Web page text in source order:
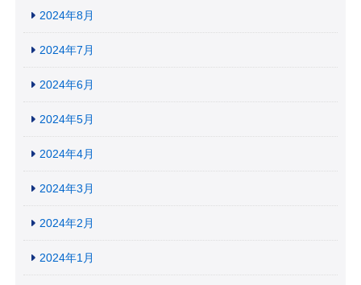
2024年8月
2024年7月
2024年6月
2024年5月
2024年4月
2024年3月
2024年2月
2024年1月